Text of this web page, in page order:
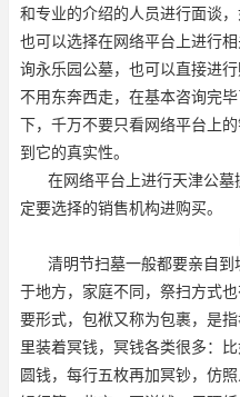
和专业的介绍的人员进行面谈
也可以选择在网络平台上进行
询永乐园公墓，也可以直接进
不用东奔西走，在基本咨询完
下，千万不要只看网络平台上
到它的真实性。
在网络平台上进行天津公
定要选择的销售机构进购买。
清明节扫墓一般都要亲自到
于地方，家庭不同，祭扫方式
要形式，包袱又称为包裹，是
里装着冥钱，冥钱各类很多：
圆钱，每行五枚再加冥钞，仿